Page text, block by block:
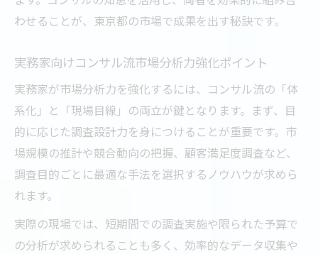
わせることが、東京都の市場で成果を出す秘訣です。
実務家向けコンサル流市場分析力強化ポイント
実務家が市場分析力を強化するには、コンサル流の「体
系化」と「現場目線」の両立が鍵となります。まず、目
的に応じた調査設計力を身につけることが重要です。市
場規模の推計や競合動向の把握、顧客満足度調査など、
調査目的ごとに最適な手法を選択するノウハウが求めら
れます。
実際の現場では、短期間での調査実施や限られた予算で
の分析が求められることも多く、効率的なデータ収集や